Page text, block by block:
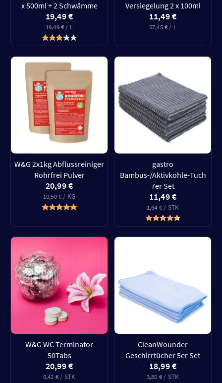
x 500ml + 2 Schwämme
19,49 €
19,49 € / L
Versiegelung 2 x 100ml
11,49 €
57,45 € / L
W&G 2x1kg Abflussreiniger
Rohrfrei Pulver
20,99 €
10,50 € / KG
gastro
Bambus-/Aktivkohle-Tuch
7er Set
11,49 €
1,64 € / STK
W&G WC Terminator
50Tabs
20,99 €
0,42 € / STK
CleanWounder
Geschirrtücher 5er Set
18,99 €
3,80 € / STK